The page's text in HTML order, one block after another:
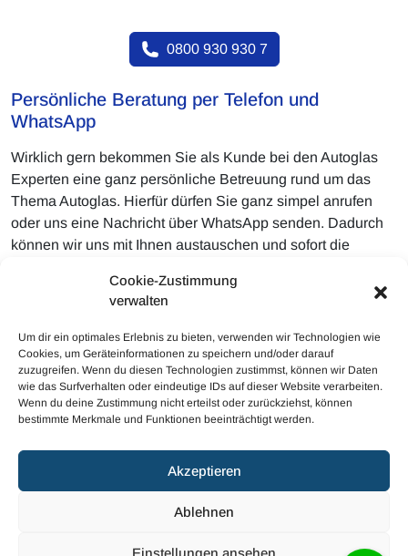
Cookie-Zustimmung
verwalten
Um dir ein optimales Erlebnis zu bieten, verwenden wir Technologien wie
Cookies, um Geräteinformationen zu speichern und/oder darauf
zuzugreifen. Wenn du diesen Technologien zustimmst, können wir Daten
wie das Surfverhalten oder eindeutige IDs auf dieser Website verarbeiten.
Wenn du deine Zustimmung nicht erteilst oder zurückziehst, können
bestimmte Merkmale und Funktionen beeinträchtigt werden.
Akzeptieren
Ablehnen
Einstellungen ansehen
0800 930 930 7
Persönliche Beratung per Telefon und
WhatsApp
Wirklich gern bekommen Sie als Kunde bei den Autoglas
Experten eine ganz persönliche Betreuung rund um das
Thema Autoglas. Hierfür dürfen Sie ganz simpel anrufen
oder uns eine Nachricht über WhatsApp senden. Dadurch
können wir uns mit Ihnen austauschen und sofort die
Natürlicherweise können Sie unserer Firma ebenso
außerordentlich gerne Fotos vom Schaden senden, damit
uns gleich eine Bewertung möglich ist.
© 2023 Mobiler Autoglas